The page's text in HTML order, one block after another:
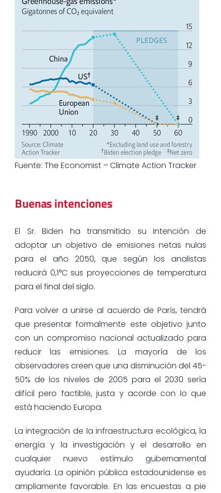
Fuente: The Economist – Climate Action Tracker
Buenas intenciones
El Sr. Biden ha transmitido su intención de
adoptar un objetivo de emisiones netas nulas
para el año 2050, que según los analistas
reducirá 0,1°C sus proyecciones de temperatura
para el final del siglo.
Para volver a unirse al acuerdo de París, tendrá
que presentar formalmente este objetivo junto
con un compromiso nacional actualizado para
reducir las emisiones. La mayoría de los
observadores creen que una disminución del 45-
50% de los niveles de 2005 para el 2030 sería
difícil pero factible, justa y acorde con lo que
está haciendo Europa.
La integración de la infraestructura ecológica, la
energía y la investigación y el desarrollo en
cualquier nuevo estímulo gubernamental
ayudaría. La opinión pública estadounidense es
ampliamente favorable. En las encuestas a pie